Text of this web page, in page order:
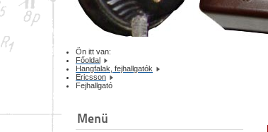
Ön itt van:
Főoldal
Hangfalak, fejhallgatók
Ericsson
Fejhallgató
Menü